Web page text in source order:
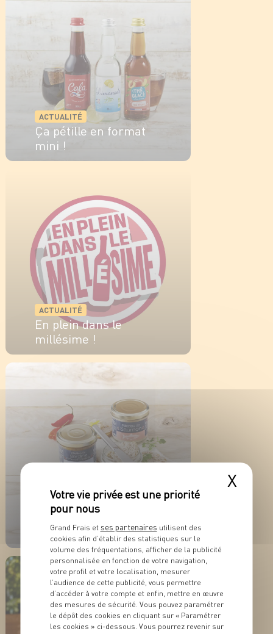
ACTUALITÉ
Ça pétille en format
mini !
ACTUALITÉ
En plein dans le
millésime !
EN SAVOIR PLUS
ACTUALITÉ
Trois rillettes de la
mer pour des apéritifs
tout en fraîcheur
EN SAVOIR PLUS
X
Grand Frais et ses partenaires utilisent des
cookies afin d’établir des statistiques sur le
volume des fréquentations, afficher de la publicité
personnalisée en fonction de votre navigation,
votre profil et votre localisation, mesurer
l’audience de cette publicité, vous permettre
d’accéder à votre compte et enfin, mettre en œuvre
des mesures de sécurité. Vous pouvez paramétrer
le dépôt des cookies en cliquant sur « Paramétrer
les cookies » ci-dessous. Vous pourrez revenir sur